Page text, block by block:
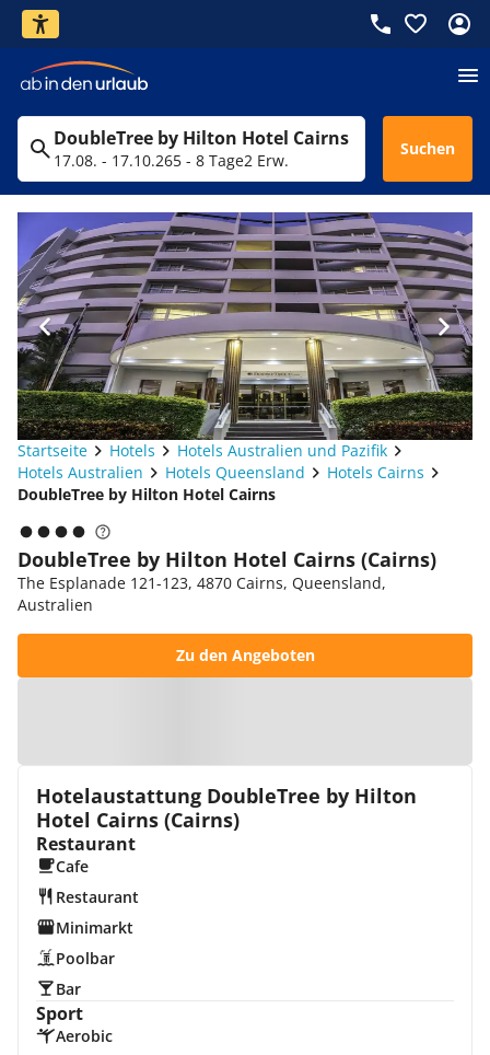
DoubleTree by Hilton Hotel Cairns
17.08. - 17.10.265 - 8 Tage2 Erw.
Suchen
Startseite Hotels
Hotels Australien und Pazifik
Hotels Australien
Hotels Queensland
Hotels Cairns
DoubleTree by Hilton Hotel Cairns
DoubleTree by Hilton Hotel Cairns (Cairns)
The Esplanade 121-123, 4870 Cairns, Queensland,
Australien
Zu den Angeboten
Hotelaustattung DoubleTree by Hilton
Hotel Cairns (Cairns)
Restaurant
Cafe
Restaurant
Minimarkt
Poolbar
Bar
Sport
Aerobic